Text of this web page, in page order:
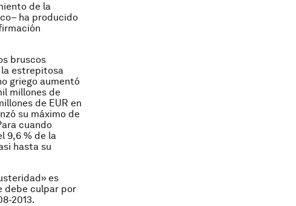
de la
ha producido
bruscos
la estrepitosa
griego aumentó
millones de
de EUR en
su máximo de
cuando
9,6 % de la
hasta su
es
debe culpar por
2013.